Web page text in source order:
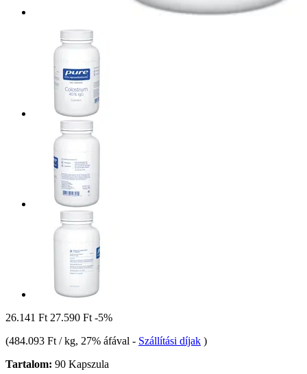
26.141 Ft 27.590 Ft -5%
(484.093 Ft / kg, 27% áfával - Szállítási díjak )
Tartalom: 90 Kapszula